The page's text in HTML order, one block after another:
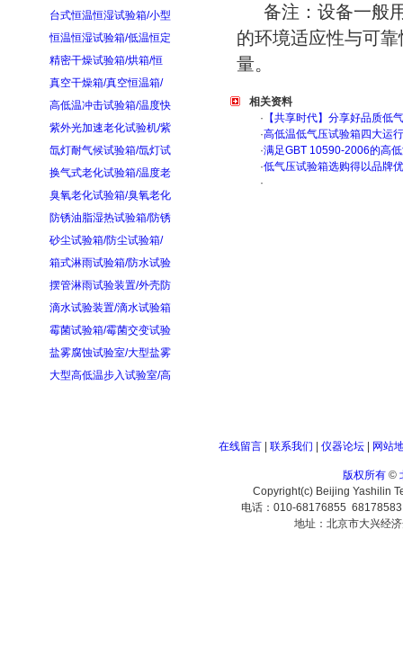
台式恒温恒湿试验箱/小型
恒温恒湿试验箱/低温恒定
精密干燥试验箱/烘箱/恒
真空干燥箱/真空恒温箱/
高低温冲击试验箱/温度快
紫外光加速老化试验机/紫
氙灯耐气候试验箱/氙灯试
换气式老化试验箱/温度老
臭氧老化试验箱/臭氧老化
防锈油脂湿热试验箱/防锈
砂尘试验箱/防尘试验箱/
箱式淋雨试验箱/防水试验
摆管淋雨试验装置/外壳防
滴水试验装置/滴水试验箱
霉菌试验箱/霉菌交变试验
盐雾腐蚀试验室/大型盐雾
大型高低温步入试验室/高
备注：设备一般用
的环境适应性与可
量。
相关资料
· 【共享时代】分享好品质低
·高低温低气压试验箱四大运
·满足GBT 10590-2006的高
·低气压试验箱选购得以品牌
·
在线留言| 联系我们 仪器论坛| 网站
版权所有©
Copyright(c) Beijing Yashilin
电话：010-68176855
地址：北京市大兴经